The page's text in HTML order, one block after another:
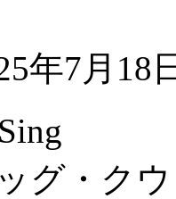
年7月18
グ・ク